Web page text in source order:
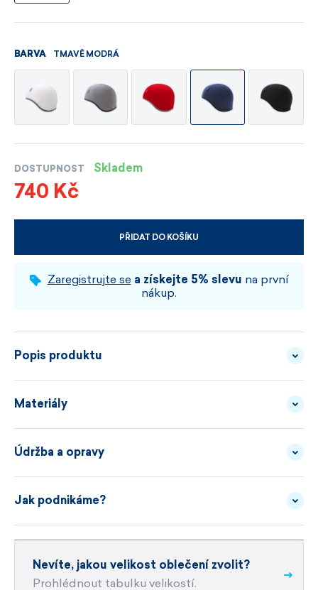
BARVA TMAVĚ MODRÁ
DOSTUPNOST Skladem
740 Kč
PŘIDAT DO KOŠÍKU
VYBERTE VELIKOST A BARVU
Zaregistrujte se a získejte 5% slevu na první
nákup.
Popis produktu
anatomický střih přes uši
velikost UNI
snadná údržba
Materiály
FLEECE -
TECNOSTRETCH
Údržba a opravy
POTŘEBUJETE OPRAVU ?
Jak podnikáme?
Jsme česká rodinná firma s vlastním výrobním
objektem v
České republice.
Nevíte, jakou velikost oblečení zvolit?
Prohlédnout tabulku velikostí.